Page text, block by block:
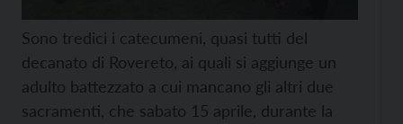
Sono tredici i catecumeni, quasi tutti del
decanato di Rovereto, ai quali si aggiunge un
adulto battezzato a cui mancano gli altri due
sacramenti, che sabato 15 aprile, durante la